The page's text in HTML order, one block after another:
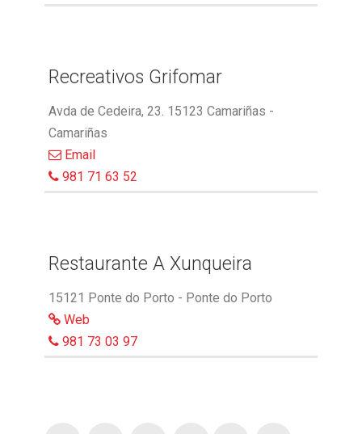
Recreativos Grifomar
Avda de Cedeira, 23. 15123 Camariñas -
Camariñas
Email
981 71 63 52
Restaurante A Xunqueira
15121 Ponte do Porto - Ponte do Porto
Web
981 73 03 97